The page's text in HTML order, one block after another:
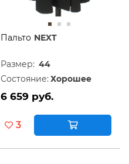
Пальто NEXT
Размер: 44
Состояние: Хорошее
6 659 руб.
3